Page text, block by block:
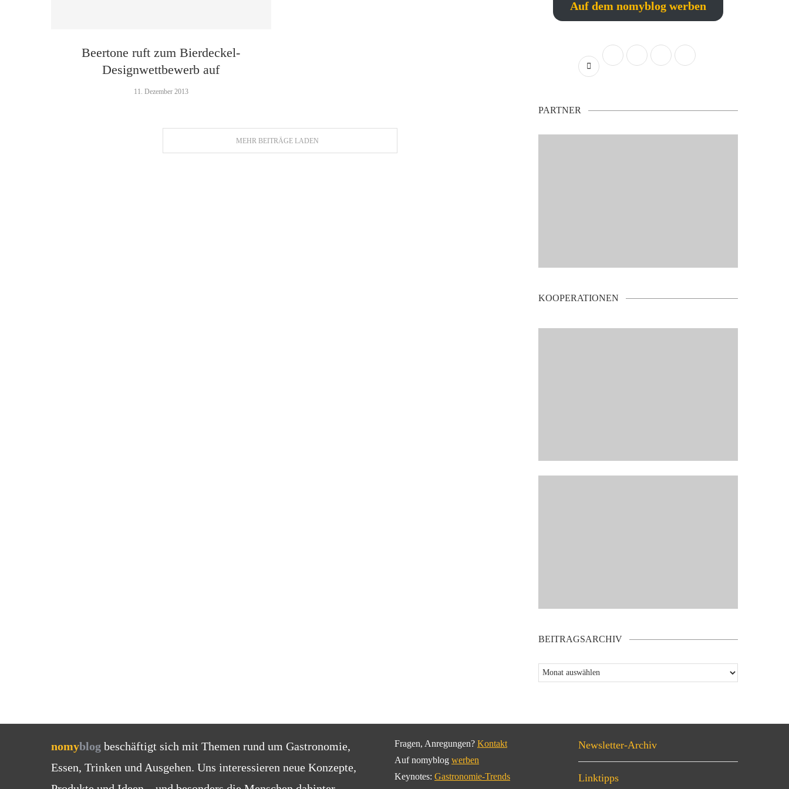
Beertone ruft zum Bierdeckel-
Designwettbewerb auf
11. Dezember 2013
MEHR BEITRÄGE LADEN
Auf dem nomyblog werben
PARTNER
KOOPERATIONEN
BEITRAGSARCHIV
nomyblog beschäftigt sich mit Themen rund um Gastronomie,
Essen, Trinken und Ausgehen. Uns interessieren neue Konzepte,
Fragen, Anregungen? Kontakt
Auf nomyblog werben
Keynotes: Gastronomie-Trends
Newsletter-Archiv
Linktipps